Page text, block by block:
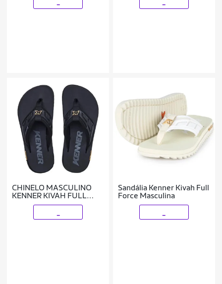
CHINELO MASCULINO
KENNER KIVAH FULL
FORCE
Sandália Kenner Kivah Full
Force Masculina